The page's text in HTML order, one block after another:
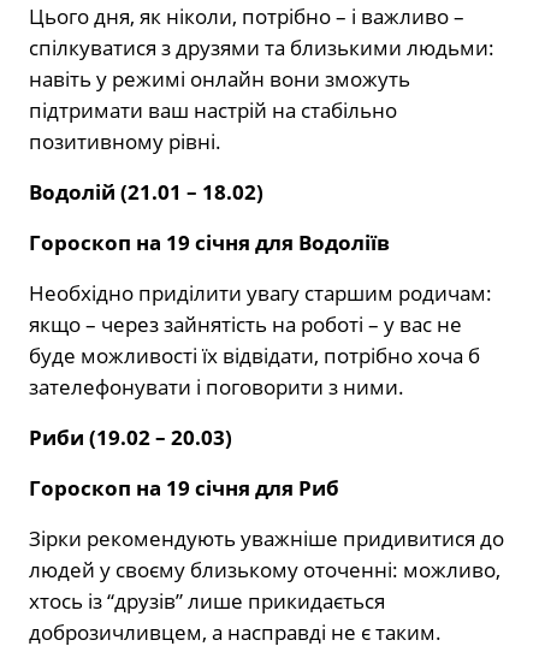
Цього дня, як ніколи, потрібно – і важливо –
спілкуватися з друзями та близькими людьми:
навіть у режимі онлайн вони зможуть
підтримати ваш настрій на стабільно
позитивному рівні.
Водолій (21.01 – 18.02)
Гороскоп на 19 січня для Водоліїв
Необхідно приділити увагу старшим родичам:
якщо – через зайнятість на роботі – у вас не
буде можливості їх відвідати, потрібно хоча б
зателефонувати і поговорити з ними.
Риби (19.02 – 20.03)
Гороскоп на 19 січня для Риб
Зірки рекомендують уважніше придивитися до
людей у своєму близькому оточенні: можливо,
хтось із “друзів” лише прикидається
доброзичливцем, а насправді не є таким.